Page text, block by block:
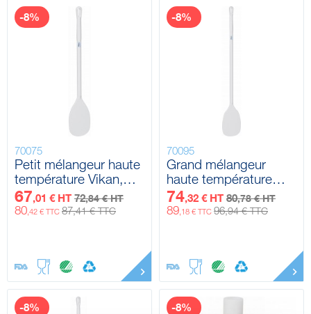
70075
Petit mélangeur haute
température Vikan,
Ø31 mm, 890 mm
67,01 € HT 72,84 € HT
80,42 € TTC 87,41 € TTC
-8%
70095
Grand mélangeur
haute température
Vikan, Ø31 mm, 1180
mm
74,32 € HT 80,78 € HT
89,18 € TTC 96,94 € TTC
-8%
-8% -8%